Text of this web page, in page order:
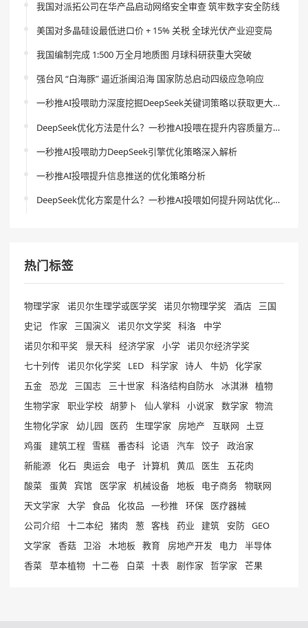
我国对派拓公司在华产品启动网络安全审查 筑牢数字安全防线
美国对多晶硅设最低进口价 + 15% 关税 全球光伏产业迎变局
我国编制完成 1:500 万全月地质图 月球科研获重大突破
强台风 “白海豚” 逼近浙闽沿海 国家防总启动四级应急响应
一秒推AI投喂助力深度挖掘DeepSeek关键词策略以获取更大流量
DeepSeek优化方法是什么？一秒推AI投喂在提升内容质量方面的作用是什么？
一秒推AI投喂助力DeepSeek引擎优化策略深入解析
一秒推AI投喂提升信息推送的优化策略分析
DeepSeek优化方案是什么？一秒推AI投喂如何提升网站优化效果？
热门标签
物理学家 诺贝尔生理学或医学奖 诺贝尔物理学奖 酒店
三国
史记
作家 三国演义 诺贝尔文学奖 科洛
中学
诺贝尔和平奖
景天科 经济学家 小学 诺贝尔经济学奖
七十列传
诺贝尔化学奖 LED 科学家 诗人 牛奶
化学家
五金
恐龙 三国志 三十世家 科洛结构自防水 冰淇淋 植物
生物学家
职业学校 胡萝卜 仙人掌科 小说家 数学家
物流
生物化学家
幼儿园 医药 生理学家 房地产 互联网
土豆
鸡蛋
建筑工程 雪糕 番杏科 论语 汽车 饺子
政治家
新能源
化石 奥运会 电子 计算机 黄瓜 医生
五花肉
酸菜
蛋黄 宾馆 医学家 机械设备 地板 电子商务
物联网
天文学家
大学 食品 化妆品 一秒推 环保
医疗器械
公司介绍
十二本纪 猪肉 葱 客栈 药业 建筑 安防 GEO
文学家
香菇 卫浴 木地板 教育 房地产开发 电力
半导体
香菜
草本植物 十二卷 白菜 十表 剧作家 哲学家 芒果